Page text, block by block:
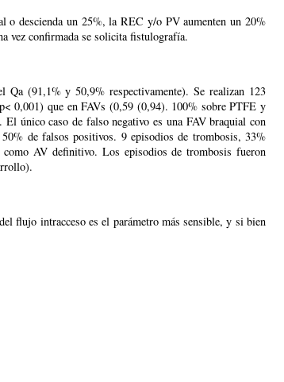
o descienda un 25%, la REC y/o PV aumenten un 20%
vez confirmada se solicita fistulografía.
Qa (91,1% y 50,9% respectivamente). Se realizan 123
0,001) que en FAVs (0,59 (0,94). 100% sobre PTFE y
único caso de falso negativo es una FAV braquial con
de falsos positivos. 9 episodios de trombosis, 33%
como AV definitivo. Los episodios de trombosis fueron
flujo intracceso es el parámetro más sensible, y si bien